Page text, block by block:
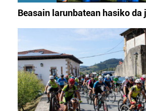
Lortu zure datu pertsonalak
buruzko informazio gehiago eta
datuen atalean. Edozein unetan alda
zure baimena Cookieen
Webgune honek cookie propioak eta
fitxategiak erabiltzen ditu. Zure
zerbitzuak hobetzeko asmoz, cookie
baliatzen gara. Ohar hau onartuz
Beasain larunbatean hasiko da